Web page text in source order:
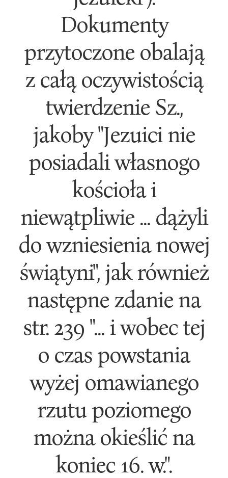
Dokumenty
przytoczone obalają
z całą oczywistością
twierdzenie Sz.,
jakoby "Jezuici nie
posiadali własnogo
kościoła i
niewątpliwie ... dążyli
do wzniesienia nowej
świątyni", jak również
następne zdanie na
str. 239 "... i wobec tej
o czas powstania
wyżej omawianego
rzutu poziomego
można okieślić na
koniec 16. w.".